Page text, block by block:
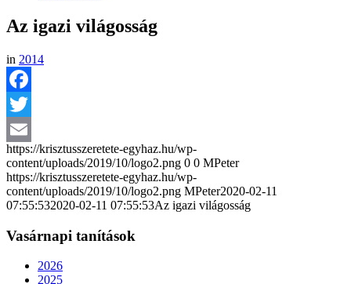
Az igazi világosság
in 2014
Facebook
Twitter
Email
https://krisztusszeretete-egyhaz.hu/wp-
content/uploads/2019/10/logo2.png 0 0 MPeter
https://krisztusszeretete-egyhaz.hu/wp-
content/uploads/2019/10/logo2.png MPeter2020-02-11
07:55:532020-02-11 07:55:53Az igazi világosság
Vasárnapi tanítások
2026
2025